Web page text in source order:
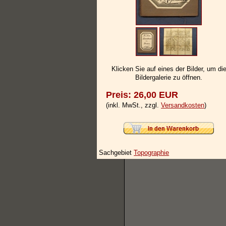
Klicken Sie auf eines der Bilder, um die
Bildergalerie zu öffnen.
Preis: 26,00 EUR
(inkl. MwSt., zzgl. Versandkosten)
SachgebietTopographie